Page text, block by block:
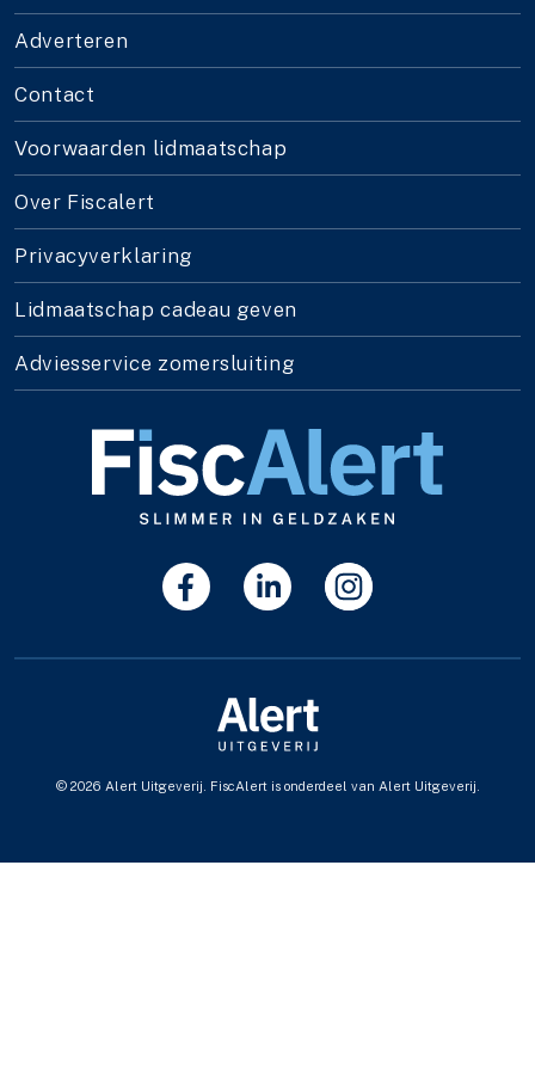
Adverteren
Contact
Voorwaarden lidmaatschap
Over Fiscalert
Privacyverklaring
Lidmaatschap cadeau geven
Adviesservice zomersluiting
© 2026 Alert Uitgeverij. FiscAlert is onderdeel van Alert Uitgeverij.